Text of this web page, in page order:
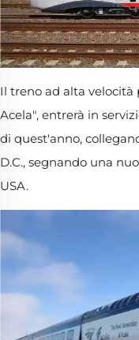
Il treno ad alta velocità
Acela", entrerà in
di quest'anno,
D.C., segnando una
USA.